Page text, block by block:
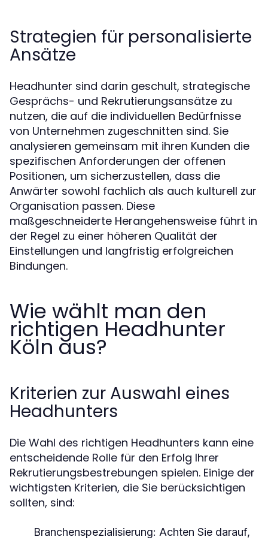
Strategien für personalisierte
Ansätze
Headhunter sind darin geschult, strategische
Gesprächs- und Rekrutierungsansätze zu
nutzen, die auf die individuellen Bedürfnisse
von Unternehmen zugeschnitten sind. Sie
analysieren gemeinsam mit ihren Kunden die
spezifischen Anforderungen der offenen
Positionen, um sicherzustellen, dass die
Anwärter sowohl fachlich als auch kulturell zur
Organisation passen. Diese
maßgeschneiderte Herangehensweise führt in
der Regel zu einer höheren Qualität der
Einstellungen und langfristig erfolgreichen
Bindungen.
Wie wählt man den
richtigen Headhunter
Köln aus?
Kriterien zur Auswahl eines
Headhunters
Die Wahl des richtigen Headhunters kann eine
entscheidende Rolle für den Erfolg Ihrer
Rekrutierungsbestrebungen spielen. Einige der
wichtigsten Kriterien, die Sie berücksichtigen
sollten, sind:
Branchenspezialisierung: Achten Sie darauf,